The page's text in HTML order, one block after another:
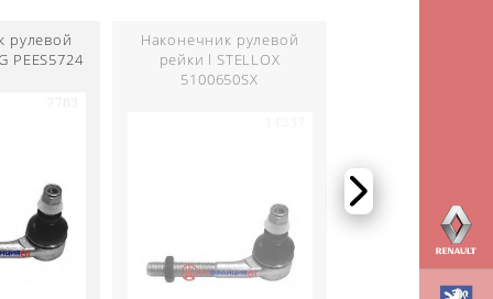
рулевой
PEES5724
Наконечник рулевой
рейки l STELLOX
5100650SX